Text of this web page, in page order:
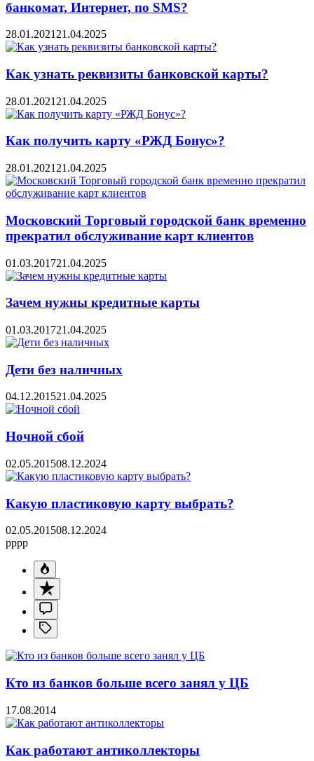
банкомат, Интернет, по SMS?
28.01.2021 21.04.2025
Как узнать реквизиты банковской карты?
28.01.2021 21.04.2025
Как получить карту «РЖД Бонус»?
28.01.2021 21.04.2025
Московский Торговый городской банк временно
прекратил обслуживание карт клиентов
01.03.201721.04.2025
Зачем нужны кредитные карты
01.03.201721.04.2025
Дети без наличных
04.12.201521.04.2025
Ночной сбой
02.05.201508.12.2024
Какую пластиковую карту выбрать?
02.05.201508.12.2024
pppp
Кто из банков больше всего занял у ЦБ
17.08.2014
Как работают антиколлекторы